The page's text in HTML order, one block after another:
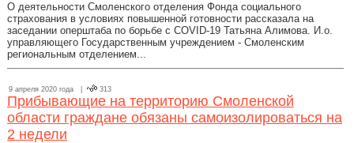
О деятельности Смоленского отделения Фонда социального
страхования в условиях повышенной готовности рассказала на
заседании оперштаба по борьбе с COVID-19 Татьяна Алимова. И.о.
управляющего Государственным учреждением - Смоленским
региональным отделением...
9 апреля 2020 года | 313
Прибывающие на территорию Смоленской
области граждане обязаны самоизолироваться на
2 недели